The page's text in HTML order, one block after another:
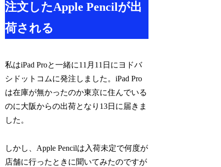
注文したApple Pencilが出
荷される
私はiPad Proと一緒に11月11日にヨドバ
シドットコムに発注しました。iPad Pro
は在庫が無かったのか東京に住んでいる
のに大阪からの出荷となり13日に届きま
した。
しかし、Apple Pencilは入荷未定で何度が
店舗に行ったときに聞いてみたのですが